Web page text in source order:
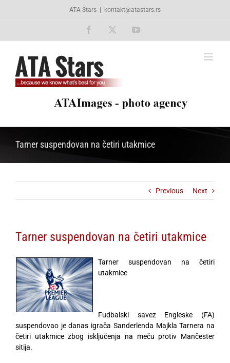
ATA Stars kontakt@atastars.rs
Facebook YouTube
Tarner suspendovan na četiri utakmice
Previous Next
Tarner suspendovan na četiri utakmice
Tarner suspendovan na četiri
utakmice
Fudbalski savez Engleske (FA)
suspendovao je danas igrača Sanderlenda Majkla Tarnera na
četiri utakmice zbog isključenja na meču protiv Mančester
sitija.